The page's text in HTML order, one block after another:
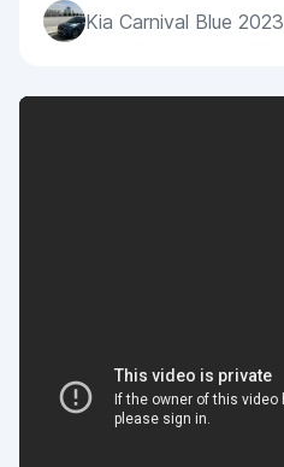
Kia Carnival Blue 2023